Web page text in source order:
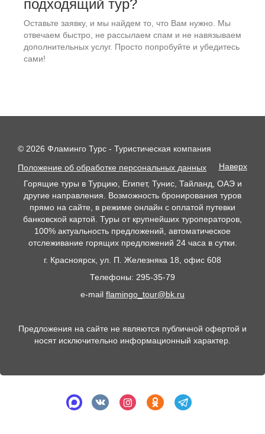
подходящий тур?
Оставьте заявку, и мы найдем то, что Вам нужно. Мы
отвечаем быстро, не рассылаем спам и не навязываем
дополнительных услуг. Просто попробуйте и убедитесь
сами!
© 2026 Фламинго Турс - Туристическая компания
Положение об обработке персональных данных
Наверх
Горящие туры в Турцию, Египет, Тунис, Тайланд, ОАЭ и
другие направления. Возможность бронирования туров
прямо на сайте, в режиме онлайн с оплатой путевки
банковской картой. Туры от крупнейших туроператоров,
100% актуальность предложений, автоматическое
отслеживание горящих предложений 24 часа в сутки.
г. Красноярск, ул. П. Железняка 18, офис 608
Телефоны: 295-35-79
e-mail flamingo_tour@bk.ru
Предложения на сайте не являются публичной офертой и
носят исключительно информационный характер.